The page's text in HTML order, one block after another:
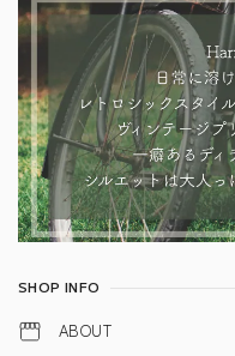
SHOP INFO
ABOUT